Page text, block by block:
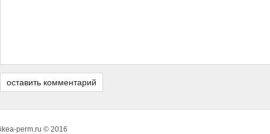
ikea-perm.ru © 2016